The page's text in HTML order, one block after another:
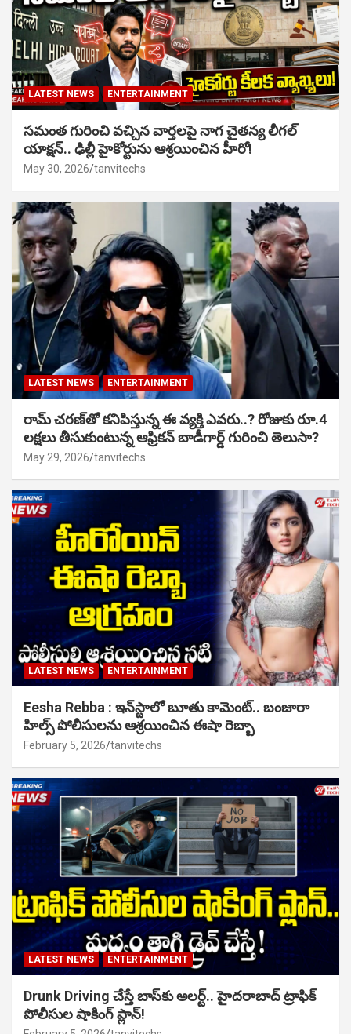
LATEST NEWS ENTERTAINMENT
సమంత గురించి వచ్చిన వార్తలపై నాగ చైతన్య లీగల్
యాక్షన్.. ఢిల్లీ హైకోర్టును ఆశ్రయించిన హీరో!
May 30, 2026 tanvitechs
LATEST NEWS ENTERTAINMENT
రామ్ చరణ్‌తో కనిపిస్తున్న ఈ వ్యక్తి ఎవరు..? రోజుకు రూ.4
లక్షలు తీసుకుంటున్న ఆఫ్రికన్ బాడీగార్డ్ గురించి తెలుసా?
May 29, 2026 tanvitechs
LATEST NEWS ENTERTAINMENT
Eesha Rebba : ఇన్‌స్టాలో బూతు కామెంట్.. బంజారా
హిల్స్ పోలీసులను ఆశ్రయించిన ఈషా రెబ్బా
February 5, 2026 tanvitechs
LATEST NEWS ENTERTAINMENT
Drunk Driving చేస్తే బాస్‌కు అలర్ట్.. హైదరాబాద్ ట్రాఫిక్
పోలీసుల షాకింగ్ ప్లాన్!